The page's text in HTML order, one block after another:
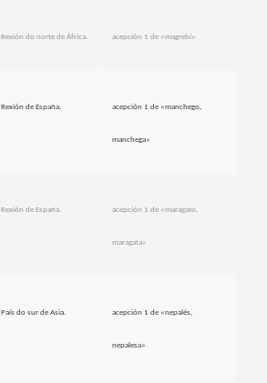
Rexión do norte de África. acepción 1 de «magrebí»
Rexión de España. acepción 1 de «manchego,
manchega»
Rexión de España. acepción 1 de «maragato,
maragata»
País do sur de Asia. acepción 1 de «nepalés,
nepalesa»